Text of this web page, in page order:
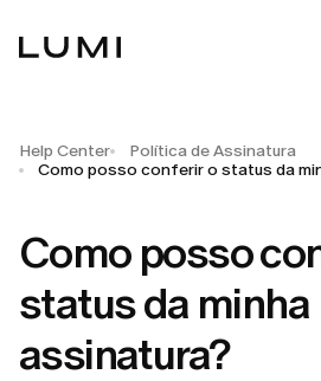
Help Center
Política de Assinatura
Como posso conferir o status da
Como posso
status da minha
assinatura?